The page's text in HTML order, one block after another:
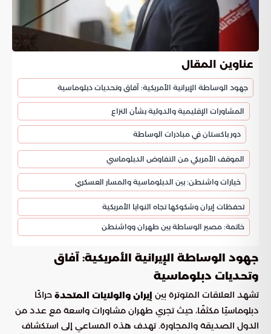
عناوين المقال
جهود الوساطة الإيرانية الأمريكية: آفاق وتحديات دبلوماسية
المشاورات الإقليمية والدولية بشأن النزاع
دور باكستان في مبادرات الوساطة
الموقف الأمريكي من التفاوض الدبلوماسي
خيارات واشنطن: بين الدبلوماسية والمسار العسكري
تحفظات إيران وشكوكها تجاه النوايا الأمريكية
خاتمة: مصير الوساطة بين طهران وواشنطن
جهود الوساطة الإيرانية الأمريكية: آفاق
وتحديات دبلوماسية
تشهد العلاقات المتوترة بين إيران والولايات المتحدة حراكًا
دبلوماسيًا مكثفًا، حيث تجري طهران مشاورات واسعة مع عدد من
الدول الصديقة والمجاورة. تهدف هذه المساعي إلى استكشاف